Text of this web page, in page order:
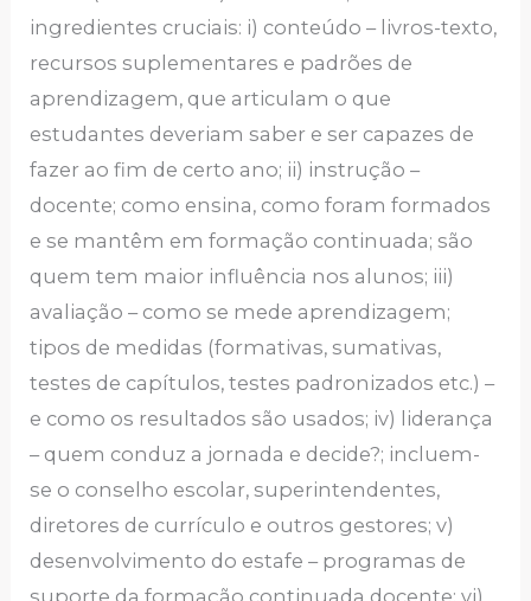
ingredientes cruciais: i) conteúdo – livros-texto,
recursos suplementares e padrões de
aprendizagem, que articulam o que
estudantes deveriam saber e ser capazes de
fazer ao fim de certo ano; ii) instrução –
docente; como ensina, como foram formados
e se mantêm em formação continuada; são
quem tem maior influência nos alunos; iii)
avaliação – como se mede aprendizagem;
tipos de medidas (formativas, sumativas,
testes de capítulos, testes padronizados etc.) –
e como os resultados são usados; iv) liderança
– quem conduz a jornada e decide?; incluem-
se o conselho escolar, superintendentes,
diretores de currículo e outros gestores; v)
desenvolvimento do estafe – programas de